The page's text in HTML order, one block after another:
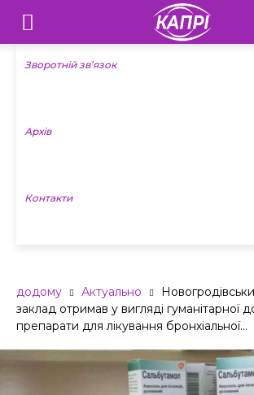
Телебачення
«Капрі»
Новини
Зворотній зв’язок
Архів
Контакти
додому Актуально
заклад отримав у вигляді гуманітарної
препарати для лікування бронхіальної...